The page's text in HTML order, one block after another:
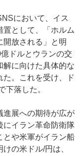
において、イス
置として、「ホルム
開放される」と明
ドルとウランの交
解に向けた具体的な
。これを受け、ド
下落した。
進展への期待が広が
にイラン革命防衛隊
とや米軍がイラン船
の米ドル/円は、